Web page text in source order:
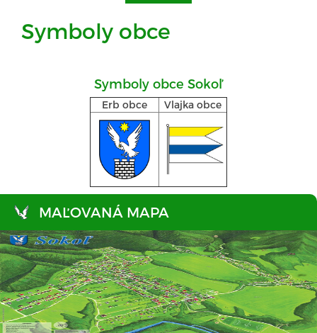
Symboly obce
Symboly obce Sokoľ
Erb obce Vlajka obce
MAĽOVANÁ MAPA